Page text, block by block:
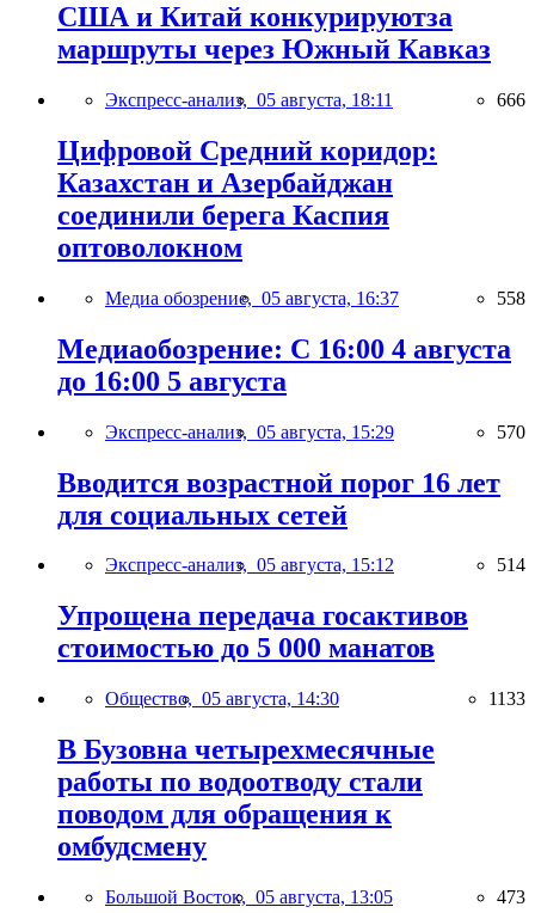
США и Китай конкурируютза
маршруты через Южный Кавказ
Экспресс-анализ, 05 августа, 18:11 666
Цифровой Средний коридор:
Казахстан и Азербайджан
соединили берега Каспия
оптоволокном
Медиа обозрение, 05 августа, 16:37 558
Медиаобозрение: С 16:00 4 августа
до 16:00 5 августа
Экспресс-анализ, 05 августа, 15:29 570
Вводится возрастной порог 16 лет
для социальных сетей
Экспресс-анализ, 05 августа, 15:12 514
Упрощена передача госактивов
стоимостью до 5 000 манатов
Общество, 05 августа, 14:30 1133
В Бузовна четырехмесячные
работы по водоотводу стали
поводом для обращения к
омбудсмену
Большой Восток, 05 августа, 13:05 473